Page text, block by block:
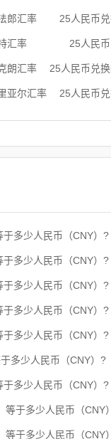
郎汇率 25人民币
汇率 25人民
朗汇率 25人民币兑
亚尔汇率 25人民币
于多少人民币（CNY）?
于多少人民币（CNY）?
多少人民币（CNY）?
多少人民币（CNY）?
于多少人民币（CNY）?
多少人民币（CNY）?
多少人民币（CNY）?
等于多少人民币（CNY
等于多少人民币（CNY